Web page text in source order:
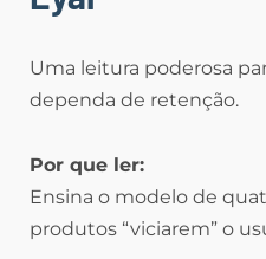
Uma leitura poderosa
dependa de retenção.
Por que ler:
Ensina o modelo de
produtos “viciarem” o